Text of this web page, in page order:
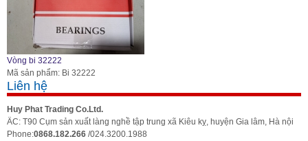
Vòng bi 32222
Mã sản phẩm: Bi 32222
Liên hệ
Huy Phat Trading Co.Ltd.
ÄC: T90 Cụm sản xuất làng nghề tập trung xã Kiêu kỵ, huyện Gia lâm, Hà nội
Phone:0868.182.266 /024.3200.1988